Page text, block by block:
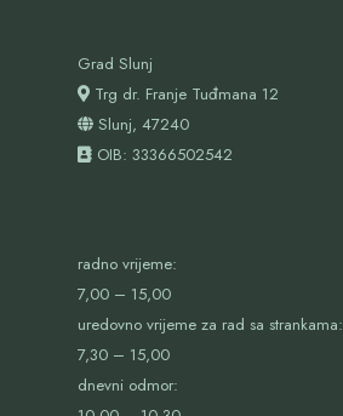
Grad Slunj
Trg dr. Franje Tuđmana 12
Slunj, 47240
OIB: 33366502542
radno vrijeme:
7,00 – 15,00
uredovno vrijeme za rad sa strankama:
7,30 – 15,00
dnevni odmor: